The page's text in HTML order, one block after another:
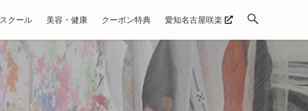
スクール 美容・健康 クーポン特典 愛知名古屋咲楽